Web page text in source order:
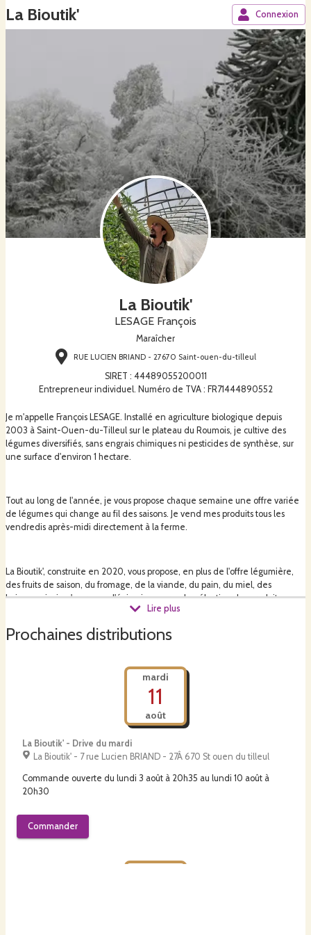
La Bioutik' Connexion
La Bioutik'
LESAGE François
Maraîcher
RUE LUCIEN BRIAND - 27670 Saint-ouen-du-tilleul
SIRET : 44489055200011
Entrepreneur individuel. Numéro de TVA : FR71444890552
Je m'appelle François LESAGE. Installé en agriculture biologique depuis
2003 à Saint-Ouen-du-Tilleul sur le plateau du Roumois, je cultive des
légumes diversifiés, sans engrais chimiques ni pesticides de synthèse, sur
une surface d'environ 1 hectare.
Tout au long de l'année, je vous propose chaque semaine une offre variée
de légumes qui change au fil des saisons. Je vend mes produits tous les
vendredis après-midi directement à la ferme.
La Bioutik', construite en 2020, vous propose, en plus de l'offre légumière,
des fruits de saison, du fromage, de la viande, du pain, du miel, des
boissons ainsi qu'un rayon d'épicerie en vrac. La sélection des produits
annexes privilégie les producteurs locaux ainsi que l'agriculture biologique.
Lire plus
Prochaines distributions
mardi
11
août
La Bioutik' - Drive du mardi
La Bioutik' - 7 rue Lucien BRIAND - 27Â 670 St ouen du tilleul
Commande ouverte du lundi 3 août à 20h35 au lundi 10 août à
20h30
Commander